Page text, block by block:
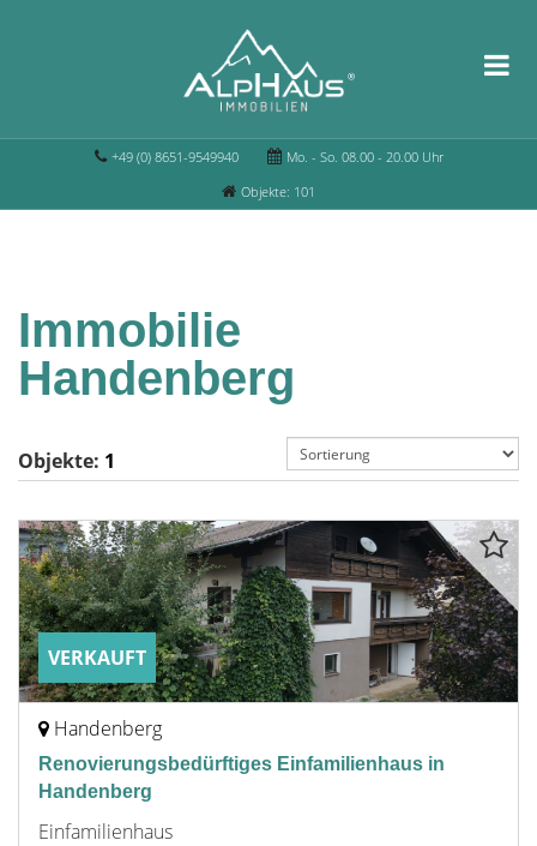
+49 (0) 8651-9549940
Mo. - So. 08.00 - 20.00 Uhr
Objekte: 101
Immobilie
Handenberg
Objekte: 1
VERKAUFT
Handenberg
Renovierungsbedürftiges Einfamilienhaus in
Handenberg
Einfamilienhaus